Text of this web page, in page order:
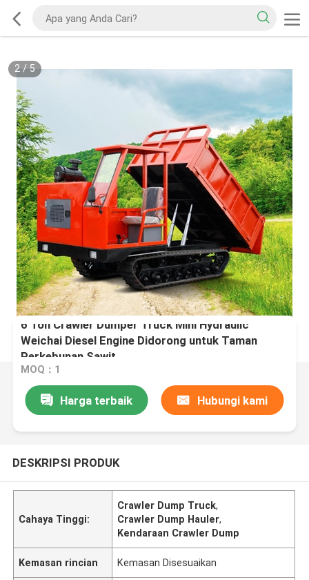
2/ 5
6 Ton Crawler Dumper Truck Mini Hydraulic
Weichai Diesel Engine Didorong untuk Taman
Perkebunan Sawit
MOQ：1
Harga terbaik Hubungi kami
DESKRIPSI PRODUK
Cahaya Tinggi:
Crawler Dump Truck,
Crawler Dump Hauler,
Kendaraan Crawler Dump
Kemasan rincian Kemasan Disesuaikan